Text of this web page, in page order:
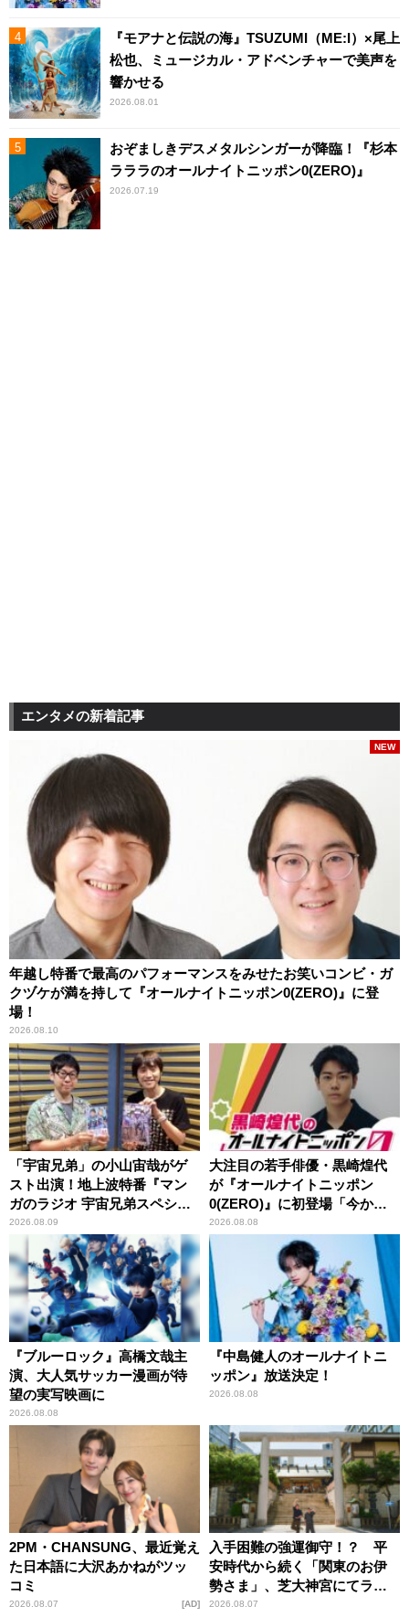
『モアナと伝説の海』TSUZUMI（ME:I）×尾上
松也、ミュージカル・アドベンチャーで美声を
響かせる
2026.08.01
おぞましきデスメタルシンガーが降臨！『杉本
ラララのオールナイトニッポン0(ZERO)』
2026.07.19
エンタメの新着記事
年越し特番で最高のパフォーマンスをみせたお笑いコンビ・ガ
クヅケが満を持して『オールナイトニッポン0(ZERO)』に登
場！
2026.08.10
NEW
「宇宙兄弟」の小山宙哉がゲ
スト出演！地上波特番『マン
ガのラジオ 宇宙兄弟スペシャ
ル 』
2026.08.09
大注目の若手俳優・黒崎煌代
が『オールナイトニッポン
0(ZERO)』に初登場「今から
とてもワクワクしておりま
す！」
2026.08.08
『ブルーロック』高橋文哉主
演、大人気サッカー漫画が待
望の実写映画に
2026.08.08
『中島健人のオールナイトニ
ッポン』放送決定！
2026.08.08
2PM・CHANSUNG、最近覚え
た日本語に大沢あかねがツッ
コミ
2026.08.07 AD
入手困難の強運御守！？ 平
安時代から続く「関東のお伊
勢さま」、芝大神宮にてラン
パンプスが合格祈願！
2026.08.07